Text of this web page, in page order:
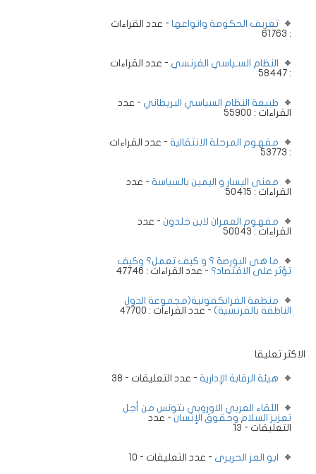
تعريف الحكومة وانواعها - عدد القراءات
: 61763
النظام السـياسي الفرنسي - عدد القراءات
: 58447
طبيعة النظام السياسي البريطاني - عدد
القراءات : 55900
مفهوم المرحلة الانتقالية - عدد القراءات
: 53773
معنى اليسار و اليمين بالسياسة - عدد
القراءات : 50415
مفهوم العمران لابن خلدون - عدد
القراءات : 50043
ما هى البورصة ؟ و كيف تعمل؟ وكيف
تؤثر على الاقتصاد؟ - عدد القراءات : 47746
منظمة الفرانكفونية(مجموعة الدول
الناطقة بالفرنسية) - عدد القراءات : 47700
الاكثر تعليقا
هيئة الرقابة الإدارية - عدد التعليقات - 38
اللقاء العربي الاوروبي بتونس من أجل
تعزيز السلام وحقوق الإنسان - عدد
التعليقات - 13
ابو العز الحريرى - عدد التعليقات - 10